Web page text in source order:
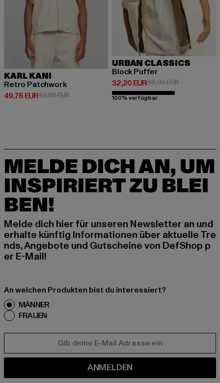
KARL KANI
Retro Patchwork
49,76 EUR
Derzeitiger Preis: 49,76 EUR
62,99 EURAktionspreis: 62,99 EUR
URBAN CLASSICS
Block Puffer
32,20 EUR
Derzeitiger Preis: 32,20 EUR
69,99 EURAktionspreis:
100% verfügbar
MELDE DICH AN, UM
INSPIRIERT ZU BLEI
BEN!
Melde dich hier für unseren Newsletter an und
erhalte künftig Informationen über aktuelle Tre
nds, Angebote und Gutscheine von DefShop p
er E-Mail!
An welchen Produkten bist du interessiert?
MÄNNER
FRAUEN
ANMELDEN